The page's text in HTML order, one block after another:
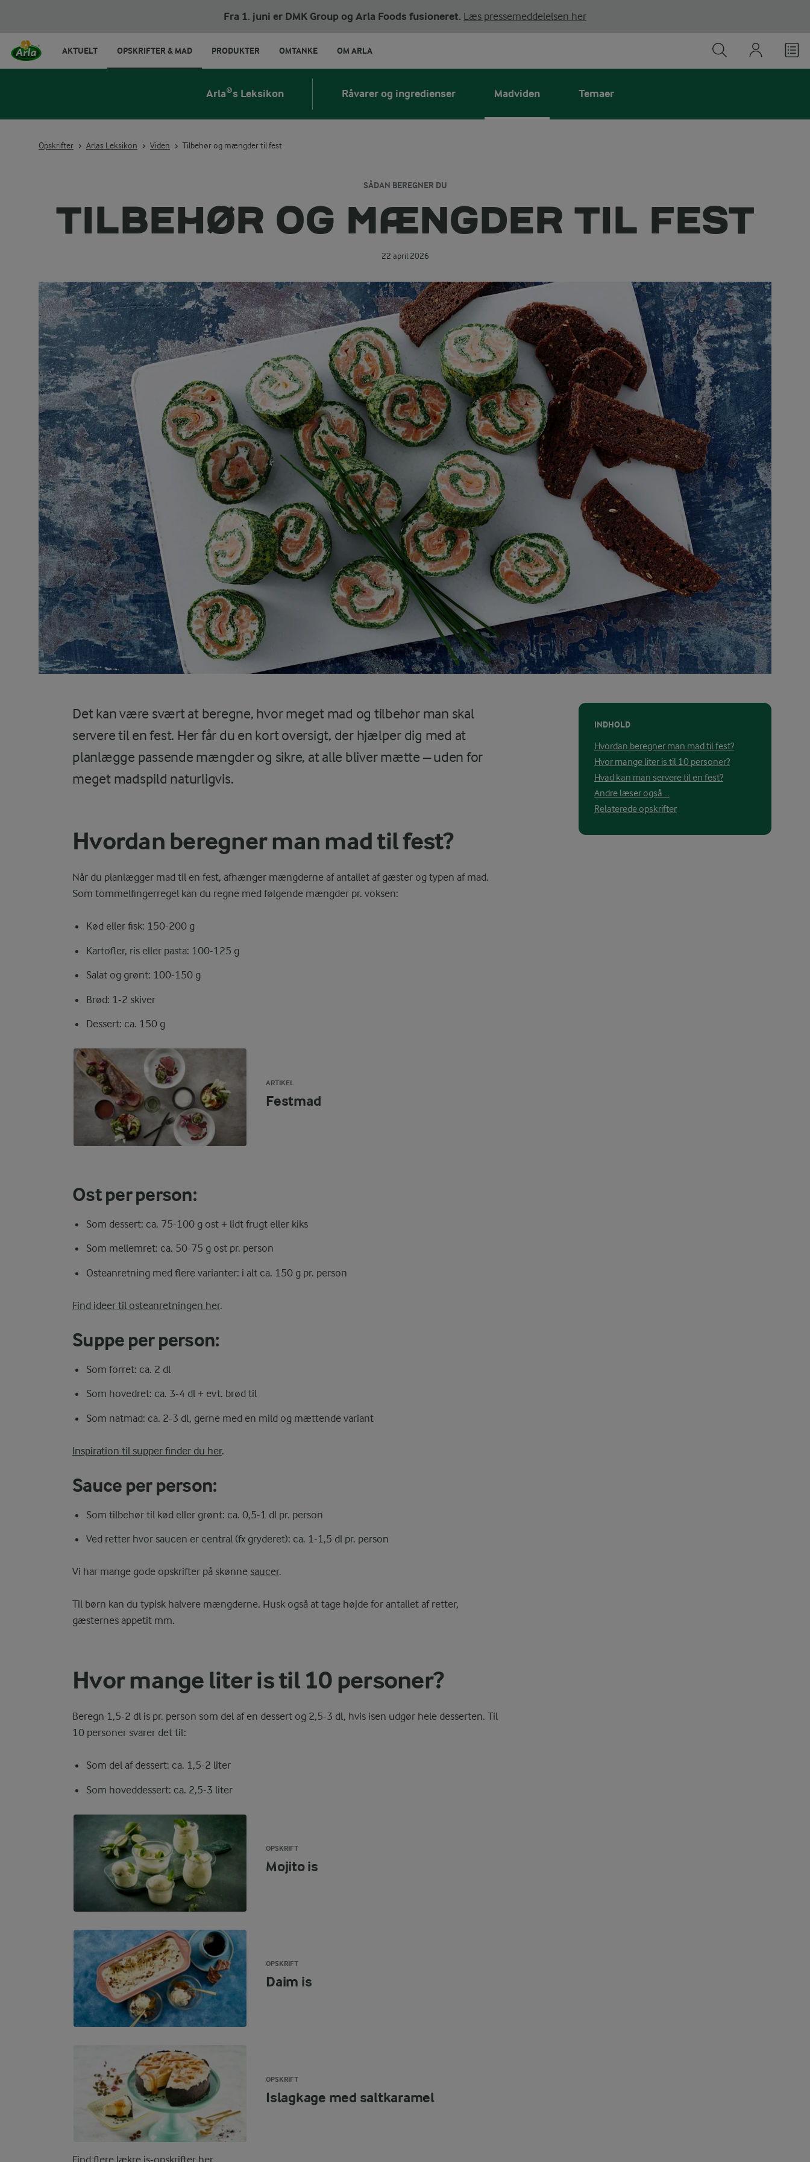
Fra 1. juni er DMK Group og Arla Foods fusioneret. Læs pressemeddelelsen her
AKTUELT OPSKRIFTER & MAD PRODUKTER OMTANKE OM ARLA
Arla®s Leksikon Råvarer og ingredienser Madviden Temaer
Opskrifter Arlas Leksikon Viden Tilbehør og mængder til fest
SÅDAN BEREGNER DU
TILBEHØR OG MÆNGDER TIL FEST
22 april 2026
INDHOLD
Hvordan beregner man mad til fest?
Hvor mange liter is til 10 personer?
Hvad kan man servere til en fest?
Andre læser også ...
Relaterede opskrifter
Det kan være svært at beregne, hvor meget mad og tilbehør man skal
servere til en fest. Her får du en kort oversigt, der hjælper dig med at
planlægge passende mængder og sikre, at alle bliver mætte – uden for
meget madspild naturligvis.
Hvordan beregner man mad til fest?
Når du planlægger mad til en fest, afhænger mængderne af antallet af gæster og typen af mad.
Som tommelfingerregel kan du regne med følgende mængder pr. voksen:
Kød eller fisk: 150-200 g
Kartofler, ris eller pasta: 100-125 g
Salat og grønt: 100-150 g
Brød: 1-2 skiver
Dessert: ca. 150 g
ARTIKEL
Festmad
Ost per person:
Som dessert: ca. 75-100 g ost + lidt frugt eller kiks
Som mellemret: ca. 50-75 g ost pr. person
Osteanretning med flere varianter: i alt ca. 150 g pr. person
Find ideer til osteanretningen her.
Suppe per person:
Som forret: ca. 2 dl
Som hovedret: ca. 3-4 dl + evt. brød til
Som natmad: ca. 2-3 dl, gerne med en mild og mættende variant
Inspiration til supper finder du her.
Sauce per person:
Som tilbehør til kød eller grønt: ca. 0,5-1 dl pr. person
Ved retter hvor saucen er central (fx gryderet): ca. 1-1,5 dl pr. person
Vi har mange gode opskrifter på skønne saucer.
Til børn kan du typisk halvere mængderne. Husk også at tage højde for antallet af retter,
gæsternes appetit mm.
Hvor mange liter is til 10 personer?
Beregn 1,5-2 dl is pr. person som del af en dessert og 2,5-3 dl, hvis isen udgør hele desserten. Til
10 personer svarer det til:
Som del af dessert: ca. 1,5-2 liter
Som hoveddessert: ca. 2,5-3 liter
OPSKRIFT
Mojito is
OPSKRIFT
Daim is
OPSKRIFT
Islagkage med saltkaramel